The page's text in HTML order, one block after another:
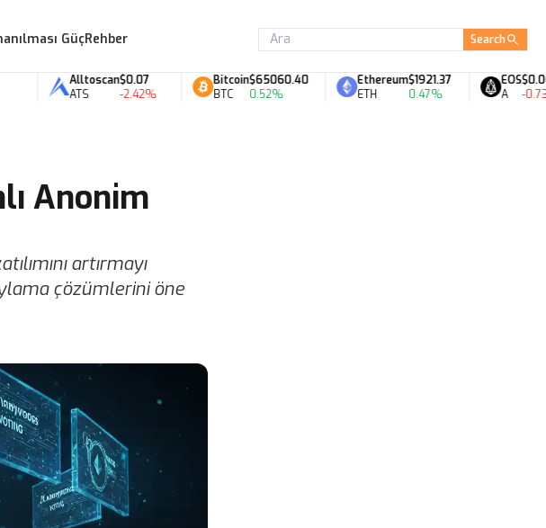
GüçRehber Search
Alltoscan
ATS
$0.07
-2.42%
Bitcoin
BTC
$65060.40
0.52%
Ethereum
ETH
$1921.37
0.47%
EOS
A
$0.06
-0.73%
Anonim
artırmayı
çözümlerini öne